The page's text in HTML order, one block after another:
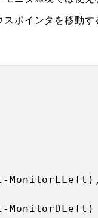
ポインタを移動す